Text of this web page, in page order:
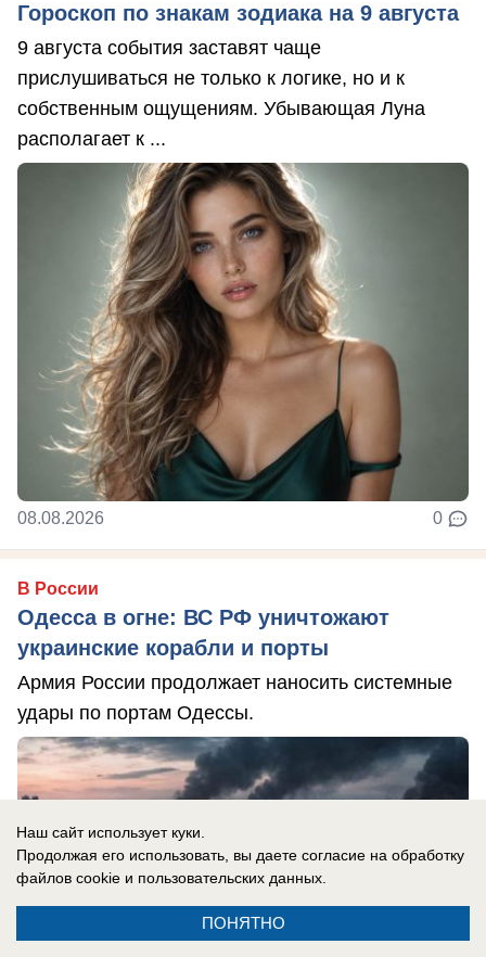
Гороскоп по знакам зодиака на 9 августа
9 августа события заставят чаще
прислушиваться не только к логике, но и к
собственным ощущениям. Убывающая Луна
располагает к ...
08.08.2026 0
В России
Одесса в огне: ВС РФ уничтожают
украинские корабли и порты
Армия России продолжает наносить системные
удары по портам Одессы.
Наш сайт использует куки.
Продолжая его использовать, вы даете согласие на обработку
файлов cookie и пользовательских данных.
ПОНЯТНО